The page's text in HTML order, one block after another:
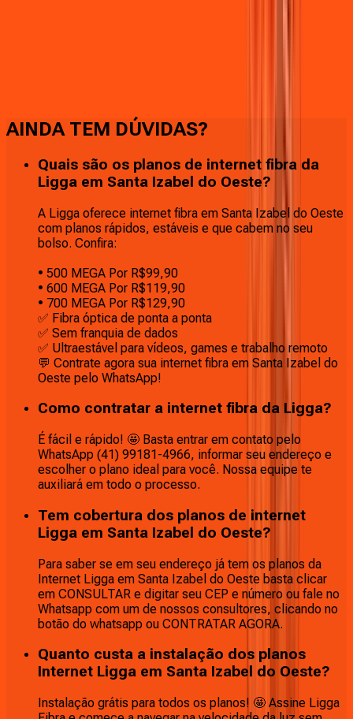
AINDA TEM DÚVIDAS?
Quais são os planos de internet fibra da
Ligga em Santa Izabel do Oeste?
A Ligga oferece internet fibra em Santa Izabel do Oeste
com planos rápidos, estáveis e que cabem no seu
bolso. Confira:
• 500 MEGA Por R$99,90
• 600 MEGA Por R$119,90
• 700 MEGA Por R$129,90
✅ Fibra óptica de ponta a ponta
✅ Sem franquia de dados
✅ Ultraestável para vídeos, games e trabalho remoto
💬 Contrate agora sua internet fibra em Santa Izabel do
Oeste pelo WhatsApp!
Como contratar a internet fibra da Ligga?
É fácil e rápido! 🤩 Basta entrar em contato pelo
WhatsApp (41) 99181-4966, informar seu endereço e
escolher o plano ideal para você. Nossa equipe te
auxiliará em todo o processo.
Tem cobertura dos planos de internet
Ligga em Santa Izabel do Oeste?
Para saber se em seu endereço já tem os planos da
Internet Ligga em Santa Izabel do Oeste basta clicar
em CONSULTAR e digitar seu CEP e número ou fale no
Whatsapp com um de nossos consultores, clicando no
botão do whatsapp ou CONTRATAR AGORA.
Quanto custa a instalação dos planos
Internet Ligga em Santa Izabel do Oeste?
Instalação grátis para todos os planos! 🤩 Assine Ligga